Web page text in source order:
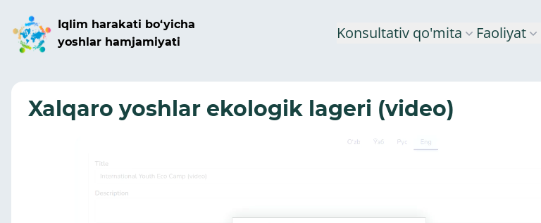
Iqlim harakati bo‘yicha
yoshlar hamjamiyati
Konsultativ qo'mita Faoliyat
Xalqaro yoshlar ekologik lageri (video)